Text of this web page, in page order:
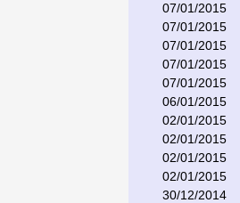
07/01/2015
07/01/2015
07/01/2015
07/01/2015
07/01/2015
06/01/2015
02/01/2015
02/01/2015
02/01/2015
02/01/2015
30/12/2014